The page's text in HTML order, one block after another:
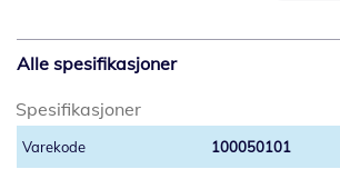
Alle spesifikasjoner
Spesifikasjoner
100050101